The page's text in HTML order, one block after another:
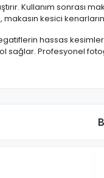
Kullanım
makasın kesici
hassas kesimleri
sağlar. Profesyonel